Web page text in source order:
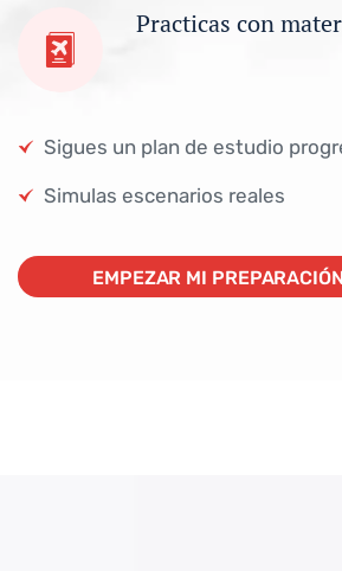
Practicas con
Sigues un plan de estudio
Simulas escenarios reales
EMPEZAR MI PREPARACIÓN
EMPEZAR MI